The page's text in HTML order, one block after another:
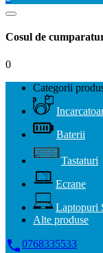
Cosul de
0
Categorii
Baterii
Tastaturi
Ecrane
Laptopuri
Alte produse
0768335533